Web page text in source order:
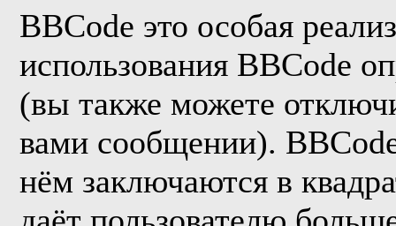
BBCode это особая
использования BBCode
(вы также можете
вами сообщении).
нём заключаются в